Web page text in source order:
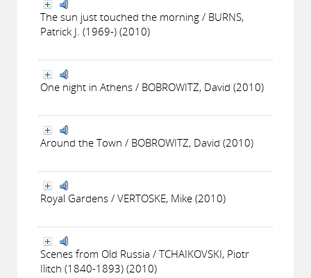
The sun just touched the morning / BURNS,
Patrick J. (1969-) (2010)
One night in Athens / BOBROWITZ, David (2010)
Around the Town / BOBROWITZ, David (2010)
Royal Gardens / VERTOSKE, Mike (2010)
Scenes from Old Russia / TCHAIKOVSKI, Piotr
Ilitch (1840-1893) (2010)